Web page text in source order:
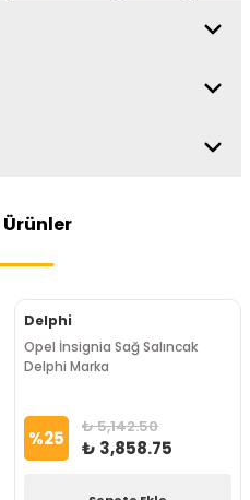
Ürünler
Delphi
Opel İnsignia Sağ Salıncak
Delphi Marka
%25 ₺ 5,142.50
₺ 3,858.75